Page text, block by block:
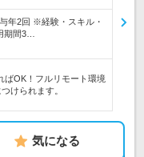
年2回 ※経験・スキル・
期間3…
OK！フルリモート環境
けられます。
気になる